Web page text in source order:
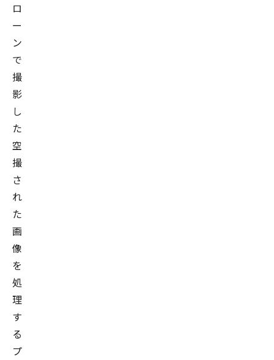
ロ
ー
ン
で
撮
影
し
た
空
撮
さ
れ
た
画
像
を
処
理
す
る
プ